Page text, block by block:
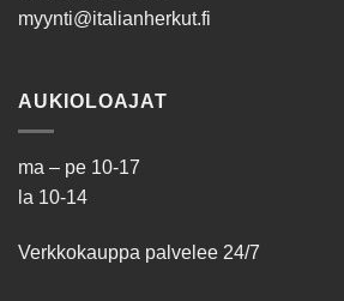
myynti@italianherkut.fi
AUKIOLOAJAT
ma – pe 10-17
la 10-14
Verkkokauppa palvelee 24/7